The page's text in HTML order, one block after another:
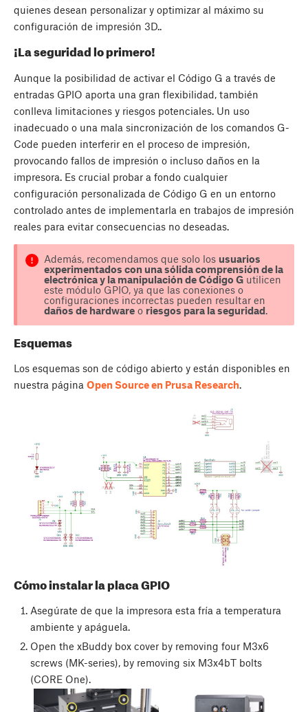
quienes desean personalizar y optimizar al máximo su
configuración de impresión 3D..
¡La seguridad lo primero!
Aunque la posibilidad de activar el Código G a través de
entradas GPIO aporta una gran flexibilidad, también
conlleva limitaciones y riesgos potenciales. Un uso
inadecuado o una mala sincronización de los comandos G-
Code pueden interferir en el proceso de impresión,
provocando fallos de impresión o incluso daños en la
impresora. Es crucial probar a fondo cualquier
configuración personalizada de Código G en un entorno
controlado antes de implementarla en trabajos de impresión
reales para evitar consecuencias no deseadas.
Además, recomendamos que solo los usuarios
experimentados con una sólida comprensión de la
electrónica y la manipulación de Código Gutilicen
este módulo GPIO, ya que las conexiones o
configuraciones incorrectas pueden resultar en
daños de hardwareo riesgos para la seguridad.
Esquemas
Los esquemas son de código abierto y están disponibles en
nuestra página Open Source en Prusa Research.
Cómo instalar la placa GPIO
Asegúrate de que la impresora esta fría a temperatura
ambiente y apáguela.
Open the xBuddy box cover by removing four M3x6
screws (MK-series), by removing six M3x4bT bolts
(CORE One).